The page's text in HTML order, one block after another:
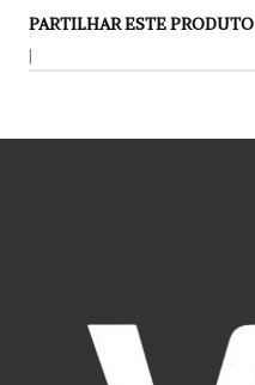
PARTILHAR ESTE PRODUTO
|